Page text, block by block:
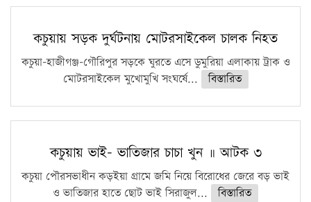
সারা দেশে বজ্রাঘাতে ১৪ জনের প্রাণহানি
কঠোর হচ্ছে এসএসসি ও এইচএসসি পরীক্ষা
ফরিদগঞ্জে আগুনে পুড়লো ৬ ব্যবসা প্রতিষ্ঠান
কচুয়ায় সড়ক দুর্ঘটনায় মোটরসাইকেল চালক নিহত
কচুয়া-হাজীগঞ্জ-গৌরিপুর সড়কে ঘুরতে এসে ডুমুরিয়া এলাকায় ট্রাক ও
মোটরসাইকেল মুখোমুখি সংঘর্ষে...
বিস্তারিত
কচুয়ায় ভাই- ভাতিজার চাচা খুন ॥ আটক ৩
কচুয়া পৌরসভাধীন কড়ইয়া গ্রামে জমি নিয়ে বিরোধের জেরে বড় ভাই
ও ভাতিজার হাতে ছোট ভাই সিরাজুল...
বিস্তারিত